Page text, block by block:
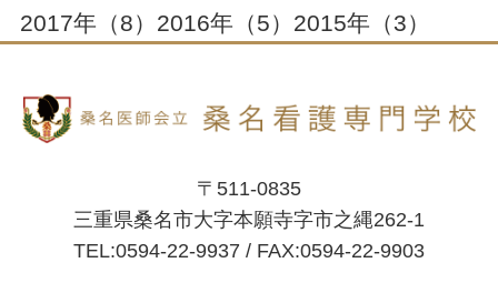
2017年 （8） 2016年 （5） 2015年 （3）
〒511-0835
三重県桑名市大字本願寺字市之縄262-1
TEL:0594-22-9937 / FAX:0594-22-9903